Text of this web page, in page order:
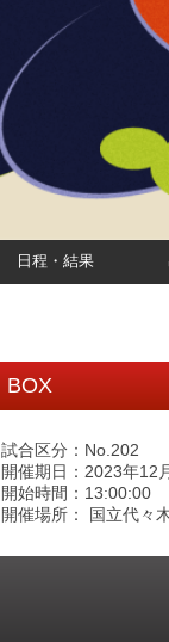
日程・結果
BOX
試合区分：No.202
開催期日：2023年12
開始時間：13:00:00
開催場所： 国立代々